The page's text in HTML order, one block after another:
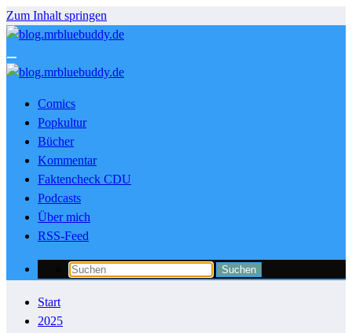
Zum Inhalt springen
Comics
Popkultur
Bücher
Kommentar
Faktencheck CDU
Podcasts
Über mich
RSS-Feed
Start
2025